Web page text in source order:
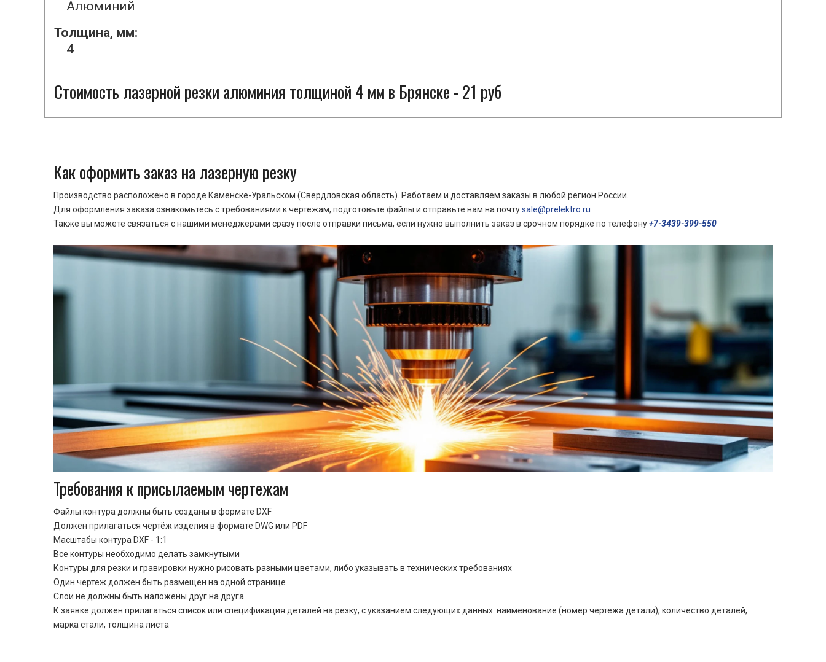
Алюминий
Толщина, мм:
4
Стоимость лазерной резки алюминия толщиной 4 мм в Брянске - 21 руб
Как оформить заказ на лазерную резку
Производство расположено в городе Каменске-Уральском (Свердловская область). Работаем и доставляем заказы в любой регион России.
Для оформления заказа ознакомьтесь с требованиями к чертежам, подготовьте файлы и отправьте нам на почтуsale@prelektro.ru
Также вы можете связаться с нашими менеджерами сразу после отправки письма, если нужно выполнить заказ в срочном порядке по телефону+7-3439-399-550
Требования к присылаемым чертежам
Файлы контура должны быть созданы в формате DXF
Должен прилагаться чертёж изделия в формате DWG или PDF
Масштабы контура DXF - 1:1
Все контуры необходимо делать замкнутыми
Контуры для резки и гравировки нужно рисовать разными цветами, либо указывать в технических требованиях
Один чертеж должен быть размещен на одной странице
Cлои не должны быть наложены друг на друга
К заявке должен прилагаться список или спецификация деталей на резку, с указанием следующих данных: наименование (номер чертежа детали), количество деталей,
марка стали, толщина листа